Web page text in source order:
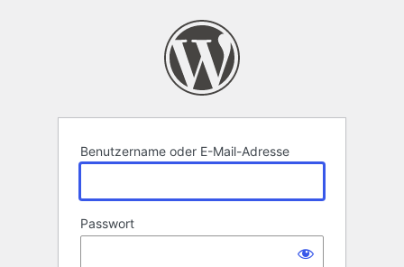
Benutzername oder E-Mail-Adresse
Passwort